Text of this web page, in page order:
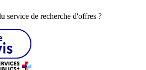
service de recherche d'offres ?